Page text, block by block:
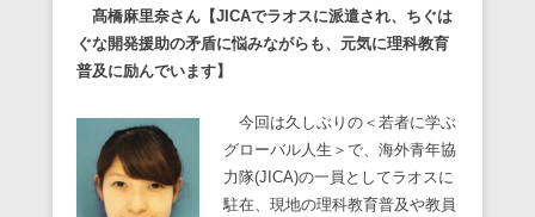
髙橋麻里奈さん【JICAでラオスに派遣され、ちぐは
ぐな開発援助の矛盾に悩みながらも、元気に理科教育
普及に励んでいます】
今回は久しぶりの＜若者に学ぶ
グローバル人生＞で、海外青年協
力隊(JICA)の一員としてラオスに
駐在、現地の理科教育普及や教員